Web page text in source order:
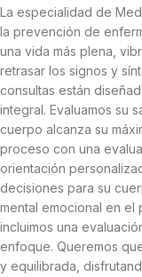
La especialidad de
la prevención de
una vida más plena,
retrasar los signos y
consultas están
integral. Evaluamos su
cuerpo alcanza su
proceso con una
orientación
decisiones para su
mental emocional en
incluimos una
enfoque. Queremos
y equilibrada,